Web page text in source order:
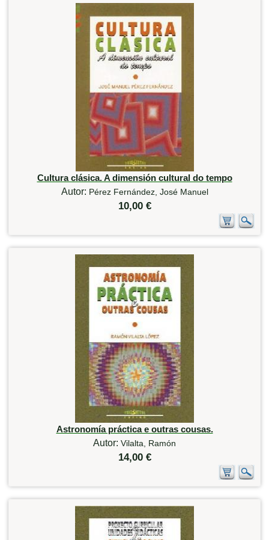
Cultura clásica. A dimensión cultural do tempo
Autor: Pérez Fernández, José Manuel
10,00 €
Astronomía práctica e outras cousas.
Autor: Vilalta, Ramón
14,00 €